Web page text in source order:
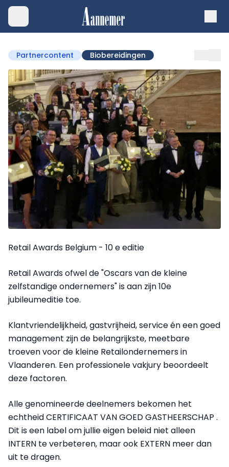
Partnercontent Biobereidingen
Retail Awards Belgium - 10 e editie
Retail Awards ofwel de "Oscars van de kleine
zelfstandige ondernemers" is aan zijn 10e
jubileumeditie toe.
Klantvriendelijkheid, gastvrijheid, service én een goed
management zijn de belangrijkste, meetbare
troeven voor de kleine Retailondernemers in
Vlaanderen. Een professionele vakjury beoordeelt
deze factoren.
Alle genomineerde deelnemers bekomen het
echtheid CERTIFICAAT VAN GOED GASTHEERSCHAP .
Dit is een label om jullie eigen beleid niet alleen
INTERN te verbeteren, maar ook EXTERN meer dan
uit te dragen.